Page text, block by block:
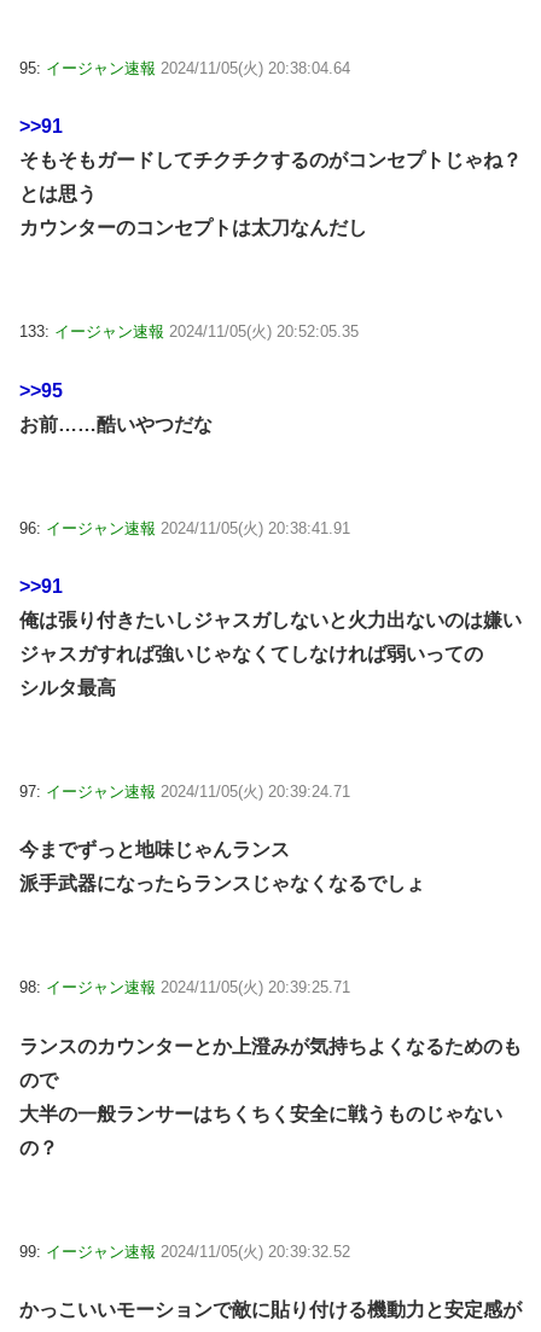
95: イージャン速報 2024/11/05(火) 20:38:04.64
>>91
そもそもガードしてチクチクするのがコンセプトじゃね？
とは思う
カウンターのコンセプトは太刀なんだし
133: イージャン速報 2024/11/05(火) 20:52:05.35
>>95
お前……酷いやつだな
96: イージャン速報 2024/11/05(火) 20:38:41.91
>>91
俺は張り付きたいしジャスガしないと火力出ないのは嫌い
ジャスガすれば強いじゃなくてしなければ弱いっての
シルタ最高
97: イージャン速報 2024/11/05(火) 20:39:24.71
今までずっと地味じゃんランス
派手武器になったらランスじゃなくなるでしょ
98: イージャン速報 2024/11/05(火) 20:39:25.71
ランスのカウンターとか上澄みが気持ちよくなるためのも
ので
大半の一般ランサーはちくちく安全に戦うものじゃない
の？
99: イージャン速報 2024/11/05(火) 20:39:32.52
かっこいいモーションで敵に貼り付ける機動力と安定感が